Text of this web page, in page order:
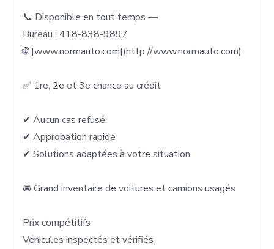
📞 Disponible en tout temps —
Bureau : 418-838-9897
🌐 [www.normauto.com](http://www.normauto.com)
✅ 1re, 2e et 3e chance au crédit
✔ Aucun cas refusé
✔ Approbation rapide
✔ Solutions adaptées à votre situation
🚘 Grand inventaire de voitures et camions usagés
Prix compétitifs
Véhicules inspectés et vérifiés